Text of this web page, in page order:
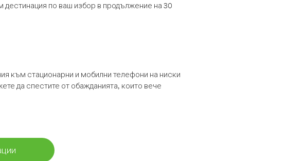
дестинация по ваш избор в продължение на 30
към стационарни и мобилни телефони на ниски
да спестите от обажданията, които вече